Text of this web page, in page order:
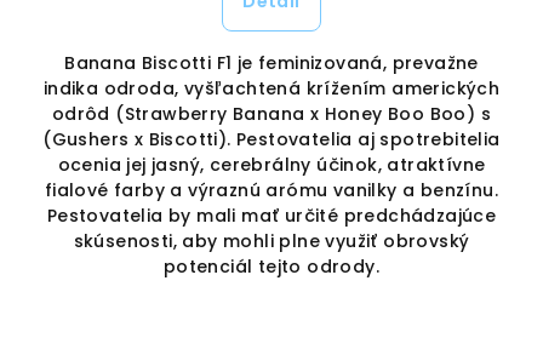
Banana Biscotti F1 je feminizovaná, prevažne
indika odroda, vyšľachtená krížením amerických
odrôd (Strawberry Banana x Honey Boo Boo) s
(Gushers x Biscotti). Pestovatelia aj spotrebitelia
ocenia jej jasný, cerebrálny účinok, atraktívne
fialové farby a výraznú arómu vanilky a benzínu.
Pestovatelia by mali mať určité predchádzajúce
skúsenosti, aby mohli plne využiť obrovský
potenciál tejto odrody.